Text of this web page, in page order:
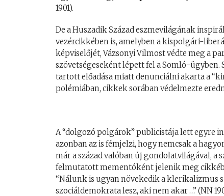
1901).
De a Huszadik Század eszmevilágának
vezércikkében is, amelyben a kispolgári-
képviselőjét, Vázsonyi Vilmost védte meg a
szövetségeseként lépett fel a Somló-
tartott előadása miatt denunciálni akarta a
polémiában, cikkek sorában védelmezte
A “dolgozó polgárok” publicistája lett egyre
azonban az is fémjelzi, hogy nemcsak a
már a század valóban új gondolatvilágával,
felmutatott mementóként jelenik meg
“Nálunk is ugyan növekedik a klerikalizmus
szociáldemokrata lesz, aki nem akar …” (NN